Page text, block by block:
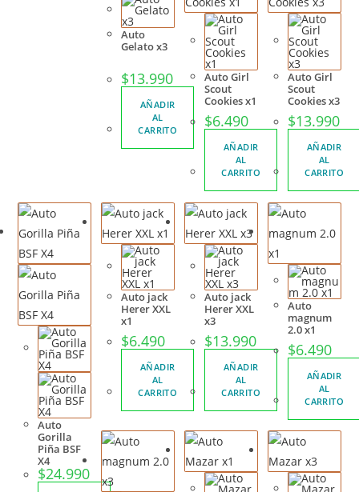
Auto
Gelato x3
$13.990
AÑADIR
AL
CARRITO
Auto Girl
Scout
Cookies x1
$6.490
AÑADIR
AL
CARRITO
Auto Girl
Scout
Cookies x3
$13.990
AÑADIR
AL
CARRITO
Auto
Gorilla
Piña BSF
X4
$24.990
Auto jack
Herer XXL
x1
$6.490
AÑADIR
AL
CARRITO
Auto jack
Herer XXL
x3
$13.990
AÑADIR
AL
CARRITO
Auto
magnum
2.0 x1
$6.490
AÑADIR
AL
CARRITO